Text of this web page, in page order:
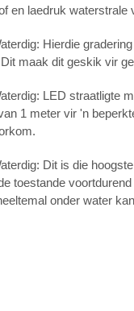
en laedruk waterstrale
Hierdie
maak dit geskik vir
LED straatligte
1 meter vir 'n
Dit is die
toestande
onder water